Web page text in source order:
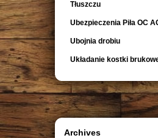
Tłuszczu
Ubezpieczenia Piła OC
Ubojnia drobiu
Układanie kostki
Archives